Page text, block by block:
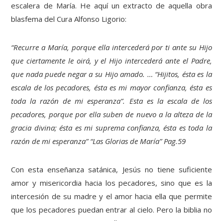
escalera de María. He aquí un extracto de aquella obra
blasfema del Cura Alfonso Ligorio:
“Recurre a María, porque ella intercederá por ti ante su Hijo
que ciertamente le oirá, y el Hijo intercederá ante el Padre,
que nada puede negar a su Hijo amado. … “Hijitos, ésta es la
escala de los pecadores, ésta es mi mayor confianza, ésta es
toda la razón de mi esperanza”. Esta es la escala de los
pecadores, porque por ella suben de nuevo a la alteza de la
gracia divina; ésta es mi suprema confianza, ésta es toda la
razón de mi esperanza” “Las Glorias de María” Pag.59
Con esta enseñanza satánica, Jesús no tiene suficiente
amor y misericordia hacia los pecadores, sino que es la
intercesión de su madre y el amor hacia ella que permite
que los pecadores puedan entrar al cielo. Pero la biblia no